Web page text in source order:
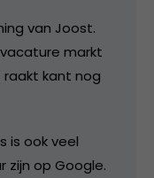
van Joost.
markt
kant nog
is ook veel
zijn op Google.